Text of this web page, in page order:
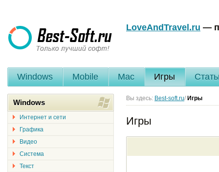
LoveAndTravel.ru —
Windows Mobile Mac Игры
Вы здесь: Best-soft.ru/ Игры
Игры
Windows
Интернет и сети
Графика
Видео
Система
Текст